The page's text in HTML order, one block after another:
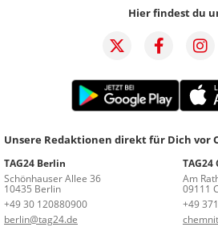
Hier findest du
Unsere Redaktionen direkt für Dich vor
TAG24 Berlin
Schönhauser Allee 36
10435 Berlin
+49 30 120880900
berlin@tag24.de
Am
09111
+49